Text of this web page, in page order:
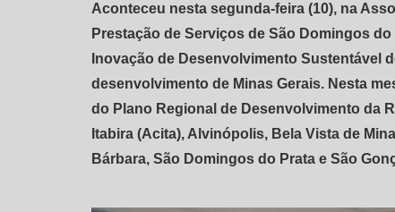
Aconteceu nesta segunda-feira (10), na
Prestação de Serviços de São Domingos
Inovação de Desenvolvimento Sustentável
desenvolvimento de Minas Gerais. Nesta
do Plano Regional de Desenvolvimento da
Itabira (Acita), Alvinópolis, Bela Vista de
Bárbara, São Domingos do Prata e São